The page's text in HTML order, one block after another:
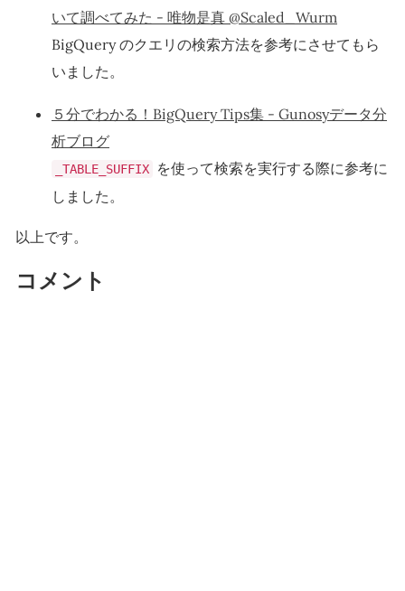
いて調べてみた - 唯物是真 @Scaled_Wurm
BigQuery のクエリの検索方法を参考にさせてもら
いました。
５分でわかる！BigQuery Tips集 - Gunosyデータ分
析ブログ
_TABLE_SUFFIX
を使って検索を実行する際に参考に
しました。
以上です。
コメント